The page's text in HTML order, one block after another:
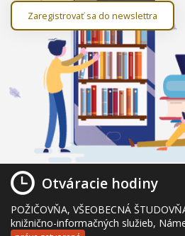
Zaregistrovať sa do newslettra
Otváracie hodiny
POŽIČOVŇA, VŠEOBECNÁ
knižnično-informačných služieb,